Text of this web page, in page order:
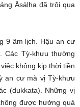
Āsāḷha đã trôi qua
9 âm lịch. Hậu an cư
Các Tỳ-khưu thường
không kịp thời tiền
an cư mà vị Tỳ-khưu
(dukkata). Những vị
được hưởng quả